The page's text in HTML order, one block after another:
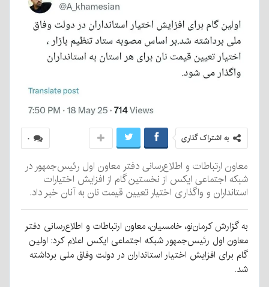
۰ به اشتراک گذاری
معاون ارتباطات و اطلاع‌رسانی دفتر معاون اول رئیس‌جمهور در
شبکه اجتماعی ایکس از نخستین گام از افزایش اختیارات
استانداران و واگذاری اختیار تعیین قیمت نان به آنان خبر داد.
به گزارش کرمان‌نو، خامسیان، معاون ارتباطات و اطلاع‌رسانی دفتر
معاون اول رئیس‌جمهور شبکه اجتماعی ایکس اعلام کرد: اولین
گام برای افزایش اختیار استانداران در دولت وفاق ملی برداشته
شد.